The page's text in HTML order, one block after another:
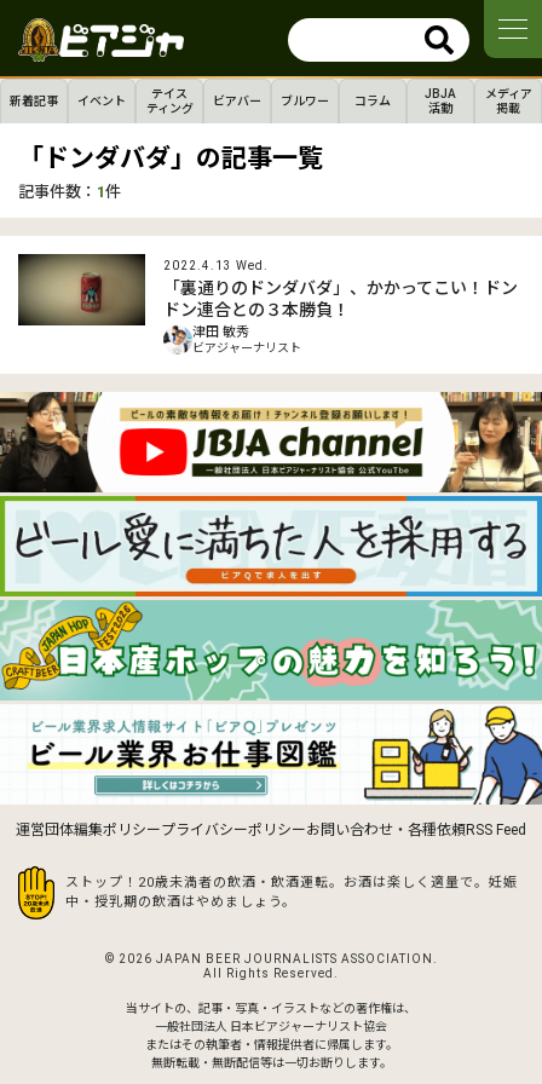
新着記事 イベント
テイス
ティング
ビアバー ブルワー コラム
JBJA
活動
メディア
掲載
「ドンダバダ」の記事一覧
記事件数： 1件
2022.4.13 Wed.
「裏通りのドンダバダ」、かかってこい！ドン
ドン連合との３本勝負！
津田 敏秀
ビアジャーナリスト
運営団体編集ポリシープライバシーポリシーお問い合わせ・各種依頼RSS Feed
ストップ！20歳未満者の飲酒・飲酒運転。お酒は楽しく適量で。 妊娠
中・授乳期の飲酒はやめましょう。
© 2026 JAPAN BEER JOURNALISTS ASSOCIATION.
All Rights Reserved.
当サイトの、記事・写真・イラストなどの著作権は、
一般社団法人 日本ビアジャーナリスト協会
またはその執筆者・情報提供者に帰属します。
無断転載・無断配信等は一切お断りします。